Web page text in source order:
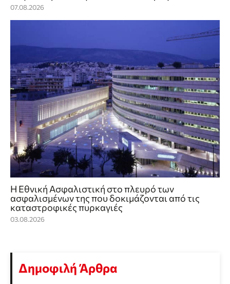
07.08.2026
Η Εθνική Ασφαλιστική στο πλευρό των
ασφαλισμένων της που δοκιμάζονται από τις
καταστροφικές πυρκαγιές
03.08.2026
Δημοφιλή Άρθρα